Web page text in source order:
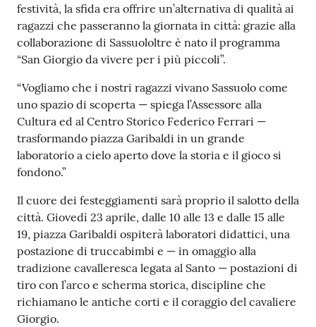
Seguici
su
festività, la sfida era offrire un’alternativa di qualità ai
ragazzi che passeranno la giornata in città: grazie alla
collaborazione di Sassuololtre è nato il programma
“San Giorgio da vivere per i più piccoli”.
“Vogliamo che i nostri ragazzi vivano Sassuolo come
uno spazio di scoperta — spiega l’Assessore alla
Cultura ed al Centro Storico Federico Ferrari —
trasformando piazza Garibaldi in un grande
laboratorio a cielo aperto dove la storia e il gioco si
fondono.”
Il cuore dei festeggiamenti sarà proprio il salotto della
città. Giovedì 23 aprile, dalle 10 alle 13 e dalle 15 alle
19, piazza Garibaldi ospiterà laboratori didattici, una
postazione di truccabimbi e — in omaggio alla
tradizione cavalleresca legata al Santo — postazioni di
tiro con l’arco e scherma storica, discipline che
richiamano le antiche corti e il coraggio del cavaliere
Giorgio.